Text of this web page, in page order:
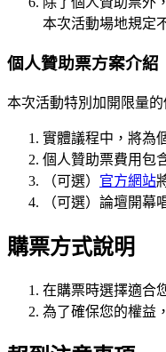
本次活動場地規定
個人贊助票方案介紹
本次活動特別加開限量
實體議程中，將為
個人贊助票費用包
（可選） 官方網站
（可選）論壇開幕
購票方式說明
在購票時選擇適合
為了確保您的權益